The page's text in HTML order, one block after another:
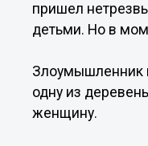
пришел
детьми. Но в
Злоумышленник
одну из
женщину.